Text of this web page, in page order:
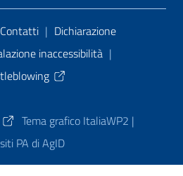
Contatti | Dichiarazione
inaccessibilità |
Tema grafico ItaliaWP2 |
PA di AgID